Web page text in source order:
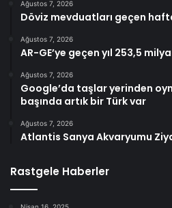
Ağustos 7, 2026
Döviz mevduatları geçen
Ağustos 7, 2026
AR-GE’ye geçen yıl 253,5
Ağustos 7, 2026
Google’da taşlar yerinden
başında artık bir Türk var
Ağustos 7, 2026
Atlantis Sanya Akvaryumu
Rastgele Haberler